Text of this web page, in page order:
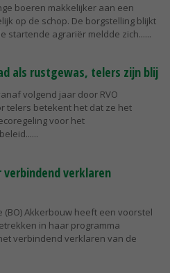
boeren makkelijker aan een
op de schop. De borgstelling blijkt
startende agrariër meldde zich...
als rustgewas, telers zijn blij
volgend jaar door RVO
telers betekent het dat ze het
voor het
verklaren
(BO) Akkerbouw heeft een voorstel
in haar programma
verbindend verklaren van de